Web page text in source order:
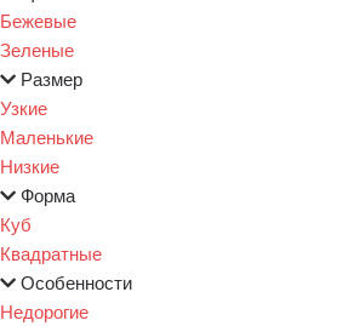
Бежевые
Зеленые
Размер
Узкие
Маленькие
Низкие
Форма
Куб
Квадратные
Особенности
Недорогие